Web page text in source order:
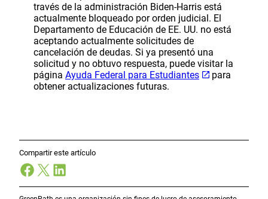
través de la administración Biden-Harris está
actualmente bloqueado por orden judicial. El
Departamento de Educación de EE. UU. no está
aceptando actualmente solicitudes de
cancelación de deudas. Si ya presentó una
solicitud y no obtuvo respuesta, puede visitar la
página Ayuda Federal para Estudiantes
para
obtener actualizaciones futuras.
Compartir este artículo
Facebook
X LinkedIn